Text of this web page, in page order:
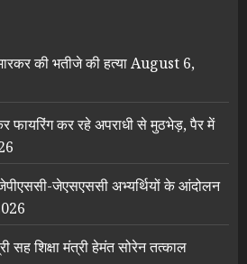
की भतीजे की हत्याAugust 6,
फायरिंग कर रहे अपराधी से मुठभेड़, पैर में
जेएसएससी अभ्यर्थियों के आंदोलन
सह शिक्षा मंत्री हेमंत सोरेन तत्काल